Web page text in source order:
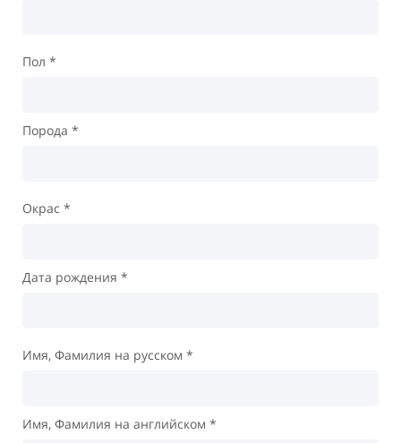
Пол *
Порода *
Окрас *
Дата рождения *
Имя, Фамилия на русском *
Имя, Фамилия на английском *